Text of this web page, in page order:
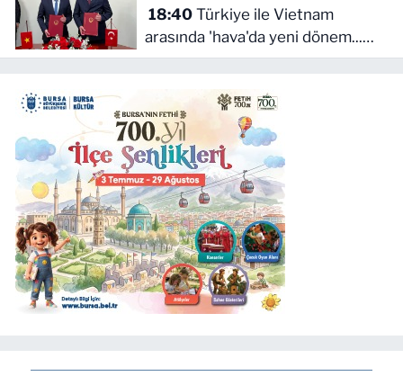
18:40Türkiye ile Vietnam
arasında 'hava'da yeni dönem...
Sefer kapasitesi artırıldı